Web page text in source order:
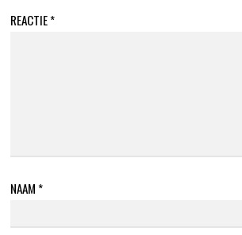
REACTIE*
NAAM *